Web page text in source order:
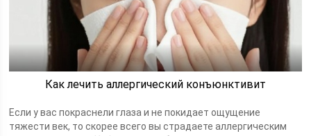
Как лечить аллергический конъюнктивит
Если у вас покраснели глаза и не покидает ощущение
тяжести век, то скорее всего вы страдаете аллергическим